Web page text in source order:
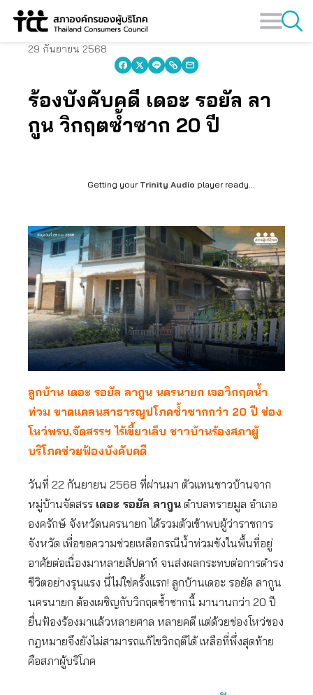
Skip
29 กันยายน 2568
ร้องบังคับคดี เดอะ รอยัล ลา
กูน วิกฤตซ้ำซาก 20 ปี
Getting your Trinity Audio player ready...
ลูกบ้าน เดอะ รอยัล ลากูน นครนายก เจอวิกฤตน้ำ
ท่วม ขาดแคลนสาธารณูปโภคซ้ำซากกว่า 20 ปี ช่อง
โหว่พรบ.จัดสรรฯ ไร้เขี้ยวเล็บ ชาวบ้านร้องสภาผู้
บริโภคช่วยฟ้องบังคับคดี
วันที่ 22 กันยายน 2568 ที่ผ่านมา ตัวแทนชาวบ้านจาก
หมู่บ้านจัดสรร เดอะ รอยัล ลากูน ตำบลทรายมูล อำเภอ
องครักษ์ จังหวัดนครนายก ได้รวมตัวเข้าพบผู้ว่าราชการ
จังหวัด เพื่อขอความช่วยเหลือกรณีน้ำท่วมขังในพื้นที่อยู่
อาศัยต่อเนื่องมาหลายสัปดาห์ จนส่งผลกระทบต่อการดำรง
ชีวิตอย่างรุนแรง นี่ไม่ใช่ครั้งแรก! ลูกบ้านเดอะ รอยัล ลากูน
นครนายก ต้องเผชิญกับวิกฤตซ้ำซากนี้ มานานกว่า 20 ปี
ยื่นฟ้องร้องมาแล้วหลายศาล หลายคดี แต่ด้วยช่องโหว่ของ
กฎหมายจึงยังไม่สามารถแก้ไขวิกฤติได้ เหลือที่พึ่งสุดท้าย
คือสภาผู้บริโภค